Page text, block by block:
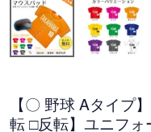
【〇 野球 Aタイプ
転 □反転】ユニフ